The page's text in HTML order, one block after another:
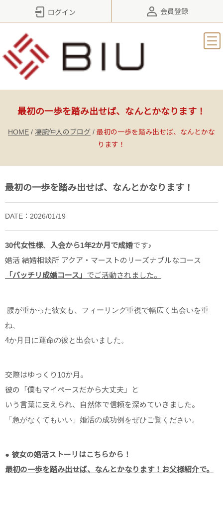
ログイン 会員登録
最初の一歩を踏み出せば、なんとかなります！
HOME / 凄腕仲人のブログ / 最初の一歩を踏み出せば、なんとかな
ります！
最初の一歩を踏み出せば、なんとかなります！
DATE：2026/01/19
30代女性様、 入会から1年2か月で成婚です♪
婚活 結婚相談所 アクア・マーストのリーズナブルなコース
「バッチリ成婚コース」 でご活動されました。
腰が重かった彼女も、フィーリング重視で幅広く出会いを重
ね、
4か月目に運命の彼と出会いました。
交際はゆっくり10か月。
彼の「僕もマイペースだから大丈夫」と
いう言葉に支えられ、自然体で信頼を深めていきました。
「急がなくてもいい」婚活の成功例をぜひご覧ください。
● 彼女の婚活ストーリはこちらから！
最初の一歩を踏み出せば、なんとかなります！お父様紹介で。